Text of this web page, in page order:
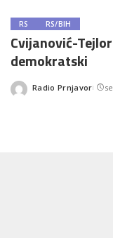
RS RS/BIH
Cvijanović-
demokratski
Posted
Radio Prnjavor